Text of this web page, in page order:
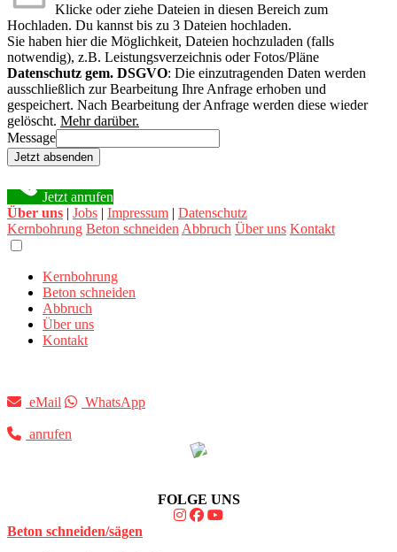
Klicke oder ziehe Dateien in diesen Bereich zum
Hochladen. Du kannst bis zu 3 Dateien hochladen.
Sie haben hier die Möglichkeit, Dateien hochzuladen (falls
notwendig), z.B. Leistungsverzeichnis oder Fotos/Pläne
Datenschutz gem. DSGVO: Die einzutragenden Daten werden
ausschließlich zur Bearbeitung Ihre Anfrage erhoben und
gespeichert. Nach Bearbeitung der Anfrage werden diese wieder
gelöscht. Mehr darüber.
Message
Jetzt absenden
Jetzt anrufen
Über uns | Jobs | Impressum | Datenschutz
Kernbohrung Beton schneiden Abbruch Über uns Kontakt
Kernbohrung
Beton schneiden
Abbruch
Über uns
Kontakt
eMail WhatsApp
anrufen
FOLGE UNS
Beton schneiden/sägen